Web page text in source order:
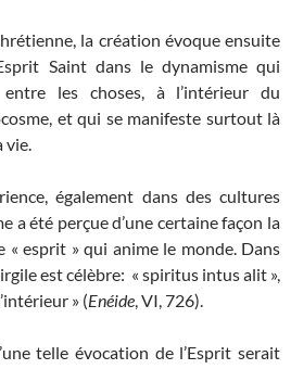
la création évoque ensuite
Saint dans le dynamisme qui
les choses, à l’intérieur du
et qui se manifeste surtout là
vie.
également dans des cultures
a été perçue d’une certaine façon la
« esprit » qui anime le monde. Dans
est célèbre: « spiritus intus alit »,
» (Enéide, VI, 726).
telle évocation de l’Esprit serait